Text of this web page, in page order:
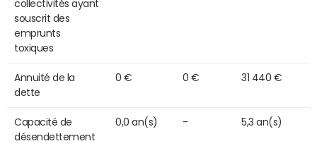
collectivités ayant
souscrit des
emprunts
toxiques
Annuité de la
dette
0 € 0 € 31 440 €
Capacité de
désendettement
0,0 an(s) - 5,3 an(s)